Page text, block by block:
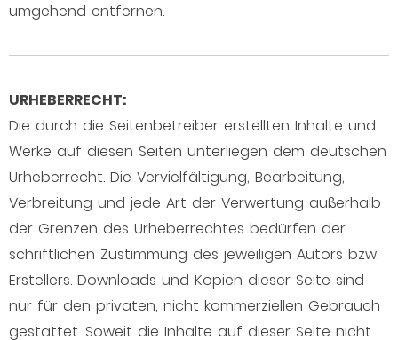
umgehend entfernen.
URHEBERRECHT:
Die durch die Seitenbetreiber erstellten Inhalte und
Werke auf diesen Seiten unterliegen dem deutschen
Urheberrecht. Die Vervielfältigung, Bearbeitung,
Verbreitung und jede Art der Verwertung außerhalb
der Grenzen des Urheberrechtes bedürfen der
schriftlichen Zustimmung des jeweiligen Autors bzw.
Erstellers. Downloads und Kopien dieser Seite sind
nur für den privaten, nicht kommerziellen Gebrauch
gestattet. Soweit die Inhalte auf dieser Seite nicht